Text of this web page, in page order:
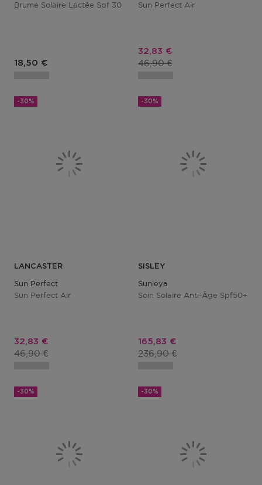
Brume Solaire Lactée Spf 30
Prix du produit
18,50 €
Sun Perfect Air
Prix promotionnel
32,83 €
Prix du produit
46,90 €
-30%
LANCASTER
Sun Perfect
Sun Perfect Air
Prix promotionnel
32,83 €
Prix du produit
46,90 €
-30%
SISLEY
Sunleya
Soin Solaire Anti-Âge Spf50+
Prix promotionnel
165,83 €
Prix du produit
236,90 €
-30% -30%